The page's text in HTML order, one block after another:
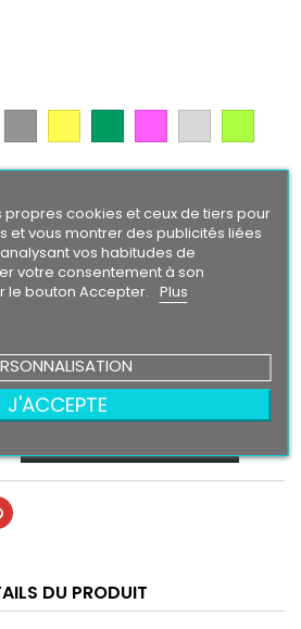
ArgentCitron
Gris JauneVert Rose Gris
Argent
DU PRODUIT
propres cookies et ceux de tiers pour
et vous montrer des publicités liées
vos habitudes de
votre consentement à son
le bouton Accepter. Plus
J'ACCEPTE